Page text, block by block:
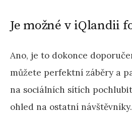
Je možné v iQlandii
Ano, je to dokonce
můžete perfektní záběry a
na sociálních sítích
ohled na ostatní